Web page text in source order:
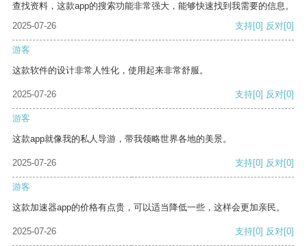
查找资料，这款app的搜索功能非常强大，能够快速找到我需要的信息。
2025-07-26
支持[0] 反对[0]
游客
这款软件的设计非常人性化，使用起来非常舒服。
2025-07-26 支持[0] 反对[0]
游客
这款app就像我的私人导游，带我领略世界各地的美景。
2025-07-26 支持[0] 反对[0]
游客
这款加速器app的价格有点贵，可以适当降低一些，这样会更加亲民。
2025-07-26 支持[0] 反对[0]